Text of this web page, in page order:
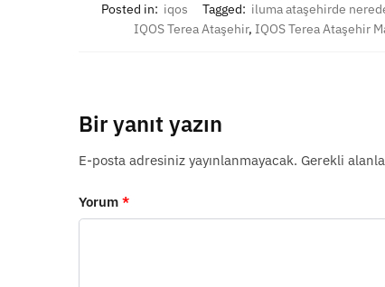
Posted in: iqos Tagged: iluma ataşehirde
IQOS Terea Ataşehir, IQOS Terea Ataşehir
Bir yanıt yazın
E-posta adresiniz yayınlanmayacak. Gerekli
Yorum *